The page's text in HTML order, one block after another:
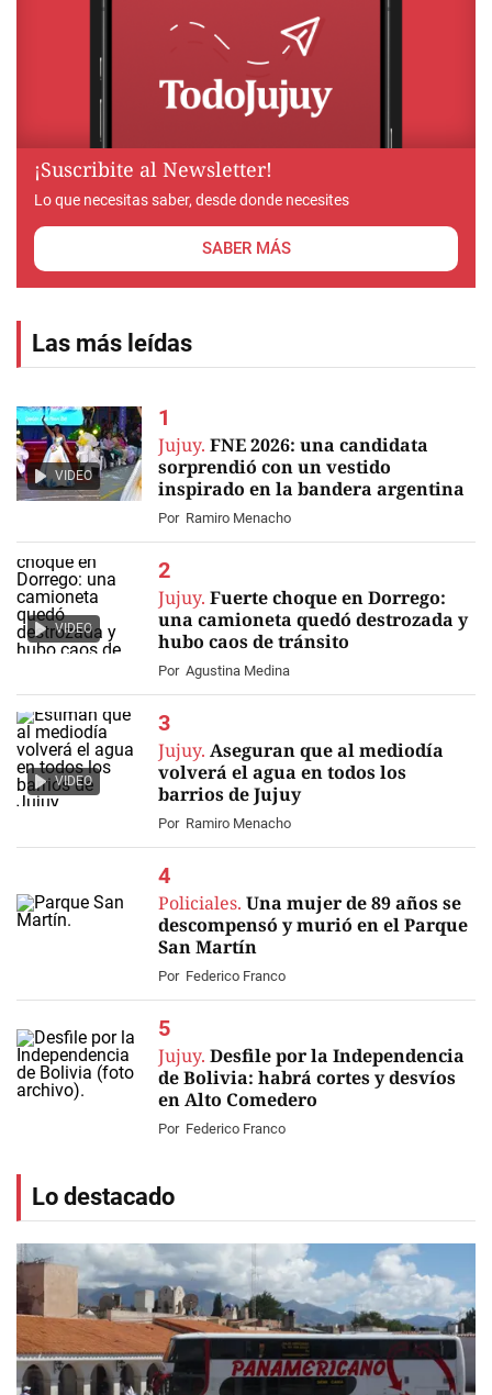
¡Suscribite al Newsletter!
Lo que necesitas saber, desde donde necesites
SABER MÁS
Las más leídas
VIDEO
Jujuy. FNE 2026: una candidata
sorprendió con un vestido
inspirado en la bandera argentina
Por Ramiro Menacho
VIDEO
Jujuy. Fuerte choque en Dorrego:
una camioneta quedó destrozada y
hubo caos de tránsito
Por Agustina Medina
VIDEO
Jujuy. Aseguran que al mediodía
volverá el agua en todos los
barrios de Jujuy
Por Ramiro Menacho
Policiales. Una mujer de 89 años se
descompensó y murió en el Parque
San Martín
Por Federico Franco
Jujuy. Desfile por la Independencia
de Bolivia: habrá cortes y desvíos
en Alto Comedero
Por Federico Franco
Lo destacado